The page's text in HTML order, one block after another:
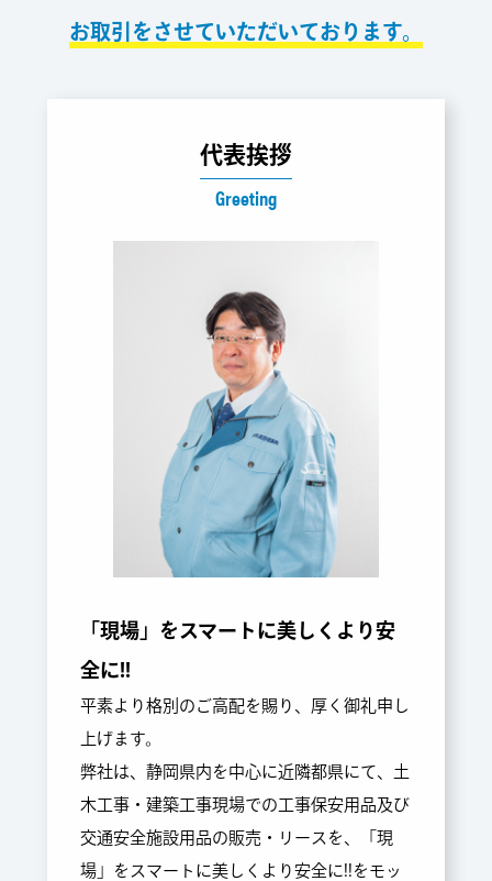
お取引をさせていただいております。
代表挨拶
Greeting
「現場」をスマートに美しくより安
全に!!
平素より格別のご高配を賜り、厚く御礼申し
上げます。
弊社は、静岡県内を中心に近隣都県にて、土
木工事・建築工事現場での工事保安用品及び
交通安全施設用品の販売・リースを、「現
場」をスマートに美しくより安全に!!をモッ